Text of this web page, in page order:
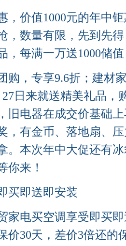
价值1000元的年中钜
，数量有限，先到先
，每满一万送1000储
，专享9.6折；建材
日来就送精美礼品，
旧电器在成交价基础
，有金币、落地扇、
。本次年中大促还有
你来！
即送即安装
电买空调享受即买即
价30天，差价3倍还的